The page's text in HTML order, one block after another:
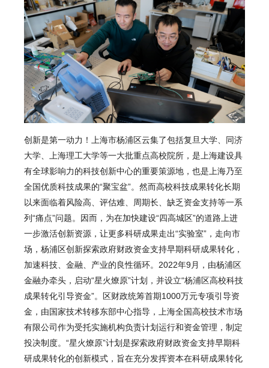
创新是第一动力！上海市杨浦区云集了包括复旦大学、同济
大学、上海理工大学等一大批重点高校院所，是上海建设具
有全球影响力的科技创新中心的重要策源地，也是上海乃至
全国优质科技成果的“聚宝盆”。然而高校科技成果转化长期
以来面临着风险高、评估难、周期长、缺乏资金支持等一系
列“痛点”问题。因而，为在加快建设“四高城区”的道路上进
一步激活创新资源，让更多科研成果走出“实验室”，走向市
场，杨浦区创新探索政府财政资金支持早期科研成果转化，
加速科技、金融、产业的良性循环。2022年9月，由杨浦区
金融办牵头，启动“星火燎原”计划，并设立“杨浦区高校科技
成果转化引导资金”。区财政统筹首期1000万元专项引导资
金，由国家技术转移东部中心指导，上海全国高校技术市场
有限公司作为受托实施机构负责计划运行和资金管理 ，制定
投决制度。“星火燎原”计划是探索政府财政资金支持早期科
研成果转化的创新模式，旨在充分发挥资本在科研成果转化